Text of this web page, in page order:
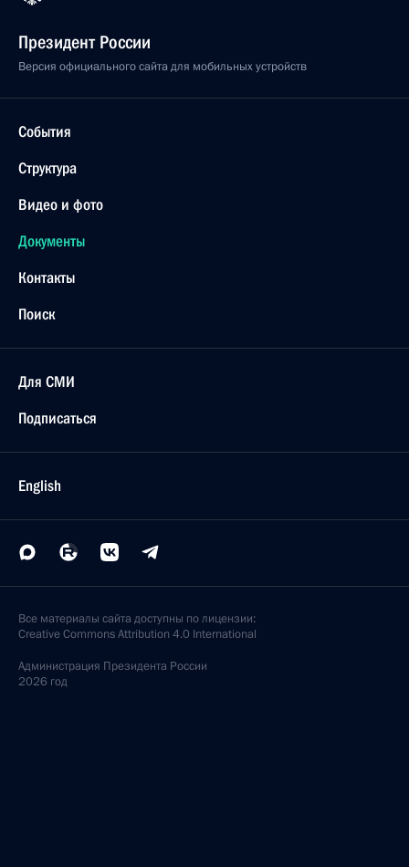
Президент России
Версия официального сайта для мобильных устройств
События
Структура
Видео и фото
Документы
Контакты
Поиск
Для СМИ
Подписаться
English
Все материалы сайта доступны по лицензии:
Creative Commons Attribution 4.0 International
Администрация Президента России
2026 год